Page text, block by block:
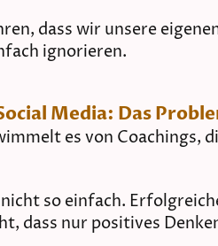
dass wir unsere
ignorieren.
Media: Das
es von Coachings,
so einfach.
dass nur positives